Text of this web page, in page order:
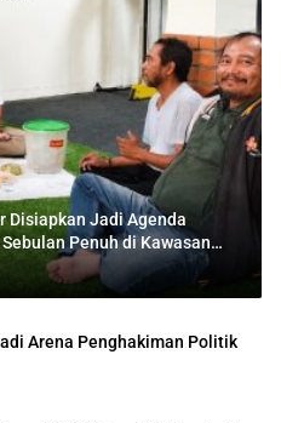
Disiapkan Jadi Agenda
Penuh di Kawasan
Arena Penghakiman Politik